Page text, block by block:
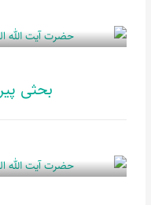
بحثی